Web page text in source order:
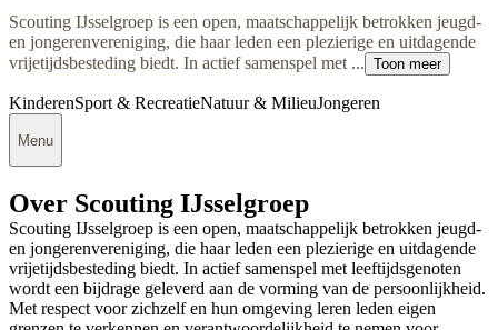
Scouting IJsselgroep is een open, maatschappelijk betrokken jeugd-
en jongerenvereniging, die haar leden een plezierige en uitdagende
vrijetijdsbesteding biedt. In actief samenspel met ... Toon meer
KinderenSport & RecreatieNatuur & MilieuJongeren
Menu
Over Scouting IJsselgroep
Scouting IJsselgroep is een open, maatschappelijk betrokken jeugd-
en jongerenvereniging, die haar leden een plezierige en uitdagende
vrijetijdsbesteding biedt. In actief samenspel met leeftijdsgenoten
wordt een bijdrage geleverd aan de vorming van de persoonlijkheid.
Met respect voor zichzelf en hun omgeving leren leden eigen